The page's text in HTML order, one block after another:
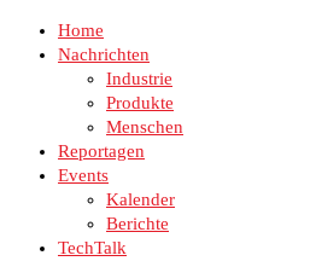
Home
Nachrichten
Industrie
Produkte
Menschen
Reportagen
Events
Kalender
Berichte
TechTalk